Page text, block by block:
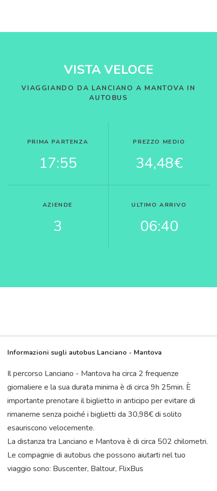
VISTA VELOCE
VIAGGIANDO DA LANCIANO A MANTOVA IN
AUTOBUS
PRIMA PARTENZA
17:55
PREZZO MEDIO
34,48€
AZIENDE
3
ULTIMO ARRIVO
06:40
Informazioni sugli autobus Lanciano - Mantova
Il percorso Lanciano - Mantova ha circa 2 frequenze
giornaliere e la sua durata minima è di circa 9h 25min. È
importante prenotare il biglietto in anticipo per evitare di
rimanerne senza poiché i biglietti da 30,98€ di solito
esauriscono velocemente.
La distanza tra Lanciano e Mantova è di circa 502 chilometri.
Le compagnie di autobus che possono aiutarti nel tuo
viaggio sono: Buscenter, Baltour, FlixBus